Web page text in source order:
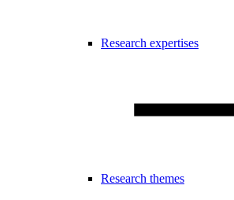
Research expertises
Research themes